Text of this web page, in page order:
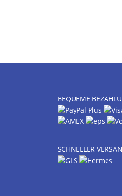
BEQUEME
SCHNELLER